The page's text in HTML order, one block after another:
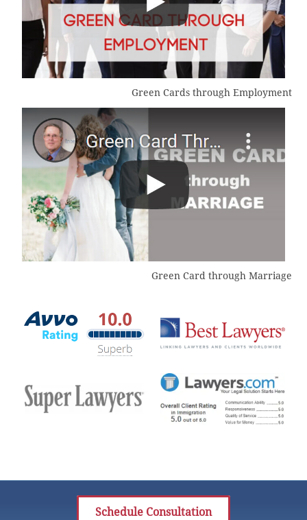
Green Cards through Employment
Green Card through Marriage
Schedule Consultation